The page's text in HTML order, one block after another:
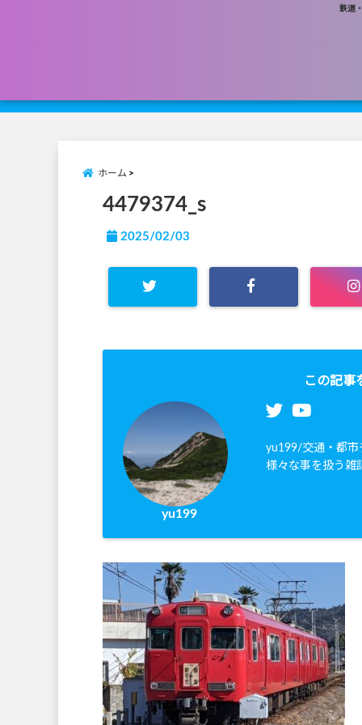
鉄道
ホーム
4479374_s
2025/02/03
この記事
yu199
yu199/交通・都市
様々な事を扱う雑